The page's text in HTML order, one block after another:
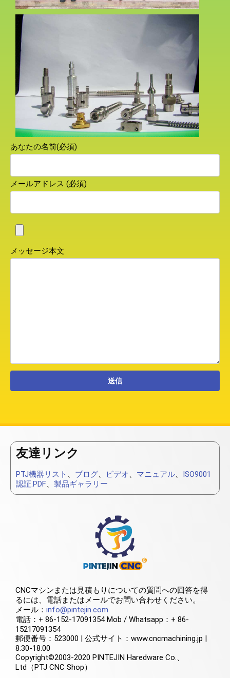
あなたの名前(必須)
メールアドレス (必須)
メッセージ本文
友達リンク
PTJ機器リスト 、 ブログ、 ビデオ、 マニュアル、 ISO9001
認証.PDF、 製品ギャラリー
CNCマシンまたは見積もりについての質問への回答を得
るには、電話またはメールでお問い合わせください。
メール： info@pintejin.com
電話：+ 86-152-17091354 Mob / Whatsapp：+ 86-
15217091354
郵便番号：523000 | 公式サイト：www.cncmachining.jp |
8:30-18:00
Copyright©2003-2020 PINTEJIN Haredware Co.、
Ltd（PTJ CNC Shop）